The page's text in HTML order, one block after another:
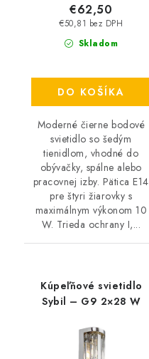
Skladom
€50,81 bez DPH
€62,50
DO KOŠÍKA
Moderné čierne bodové
svietidlo so šedým
tienidlom, vhodné do
obývačky, spálne alebo
pracovnej izby. Pätica E14
pre štyri žiarovky s
maximálnym výkonom 10
W. Trieda ochrany I,...
Kúpeľňové svietidlo
Sybil – G9 2×28 W